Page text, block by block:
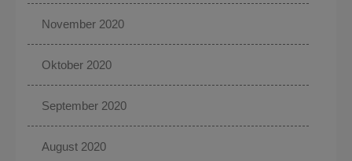
November 2020
Oktober 2020
September 2020
August 2020